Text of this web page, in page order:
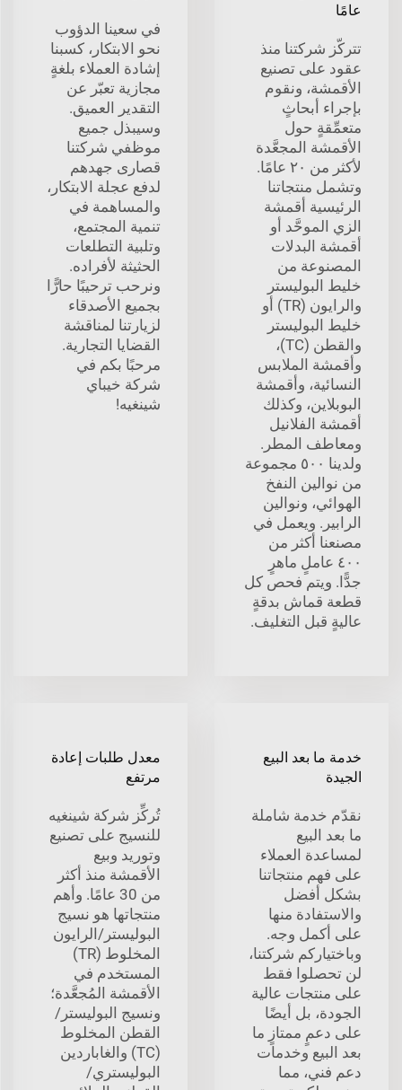
عامًا
تتركّز شركتنا منذ
عقود على تصنيع
الأقمشة، ونقوم
بإجراء أبحاثٍ
متعمِّقةٍ حول
الأقمشة المجعَّدة
لأكثر من ٢٠ عامًا.
وتشمل منتجاتنا
الرئيسية أقمشة
الزي الموحَّد أو
أقمشة البدلات
المصنوعة من
خليط البوليستر
والرايون (TR) أو
خليط البوليستر
والقطن (TC)،
وأقمشة الملابس
النسائية، وأقمشة
البوبلاين، وكذلك
أقمشة الفلانيل
ومعاطف المطر.
ولدينا ٥٠٠ مجموعة
من نوالين النفخ
الهوائي، ونوالين
الرابير. ويعمل في
مصنعنا أكثر من
٤٠٠ عاملٍ ماهرٍ
جدًّا. ويتم فحص كل
قطعة قماش بدقةٍ
عاليةٍ قبل التغليف.
في سعينا الدؤوب
نحو الابتكار، كسبنا
إشادة العملاء بلغةٍ
مجازية تعبّر عن
التقدير العميق.
وسيبذل جميع
موظفي شركتنا
قصارى جهدهم
لدفع عجلة الابتكار،
والمساهمة في
تنمية المجتمع،
وتلبية التطلعات
الحثيثة لأفراده.
ونرحب ترحيبًا حارًّا
بجميع الأصدقاء
لزيارتنا لمناقشة
القضايا التجارية.
مرحبًا بكم في
شركة خيباي
شينغيه!
خدمة ما بعد البيع
الجيدة
نقدّم خدمة شاملة
ما بعد البيع
لمساعدة العملاء
على فهم منتجاتنا
بشكل أفضل
والاستفادة منها
على أكمل وجه.
وباختياركم شركتنا،
لن تحصلوا فقط
على منتجات عالية
الجودة، بل أيضًا
على دعمٍ ممتازٍ ما
بعد البيع وخدمات
دعم فني، مما
معدل طلبات إعادة
مرتفع
تُركِّز شركة شينغيه
للنسيج على تصنيع
وتوريد وبيع
الأقمشة منذ أكثر
من 30 عامًا. وأهم
منتجاتها هو نسيج
البوليستر/الرايون
المخلوط (TR)
المستخدم في
الأقمشة المُجعَّدة؛
ونسيج البوليستر/
القطن المخلوط
(TC) والغاباردين
البوليستري/